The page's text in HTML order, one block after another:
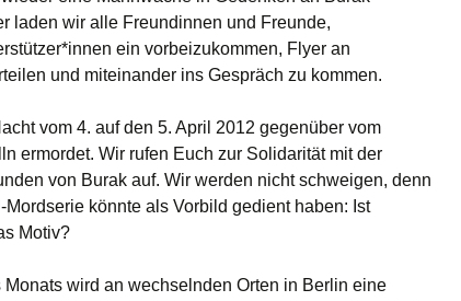
laden wir alle Freundinnen und Freunde,
ein vorbeizukommen, Flyer an
und miteinander ins Gespräch zu kommen.
vom 4. auf den 5. April 2012 gegenüber vom
ermordet. Wir rufen Euch zur Solidarität mit der
von Burak auf. Wir werden nicht schweigen, denn
könnte als Vorbild gedient haben: Ist
Motiv?
Monats wird an wechselnden Orten in Berlin eine